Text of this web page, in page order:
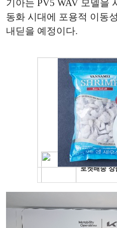
기아는 PV5 WAV 모델을
동화 시대에 포용적 이동
내딛을 예정이다.